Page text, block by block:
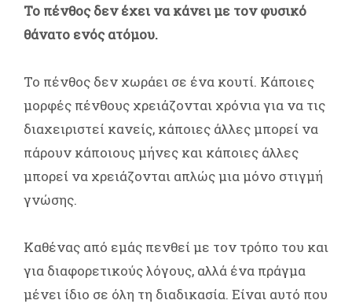
Το πένθος δεν έχει να κάνει με τον φυσικό
θάνατο ενός ατόμου.
Το πένθος δεν χωράει σε ένα κουτί. Κάποιες
μορφές πένθους χρειάζονται χρόνια για να τις
διαχειριστεί κανείς, κάποιες άλλες μπορεί να
πάρουν κάποιους μήνες και κάποιες άλλες
μπορεί να χρειάζονται απλώς μια μόνο στιγμή
γνώσης.
Καθένας από εμάς πενθεί με τον τρόπο του και
για διαφορετικούς λόγους, αλλά ένα πράγμα
μένει ίδιο σε όλη τη διαδικασία. Είναι αυτό που